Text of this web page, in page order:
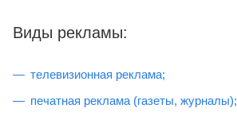
Виды рекламы:
телевизионная реклама;
печатная реклама (газеты, журналы);